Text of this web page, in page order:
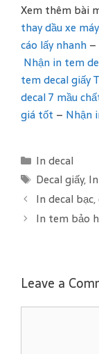
Xem thêm bài
thay dầu xe
cáo lấy nhanh –
Nhận in tem
tem decal giấy
decal 7 mầu
giá tốt – Nhận
C
a
t
e
i
In decal
T
a
g
Decal giấy,
In decal
In tem bảo
Leave a